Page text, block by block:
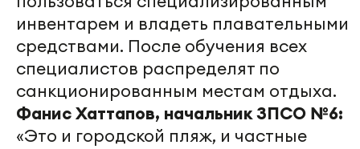
инвентарем и владеть плавательными
средствами. После обучения всех
специалистов распределят по
санкционированным местам отдыха.
Фанис Хаттапов, начальник ЗПСО №6:
«Это и городской пляж, и частные